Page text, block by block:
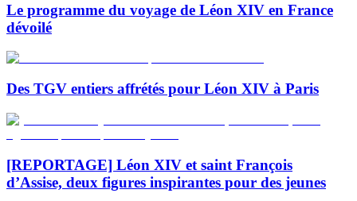
Le programme du voyage de Léon XIV en France
dévoilé
Des TGV entiers affrétés pour Léon XIV à Paris
[REPORTAGE] Léon XIV et saint François
d’Assise, deux figures inspirantes pour des jeunes